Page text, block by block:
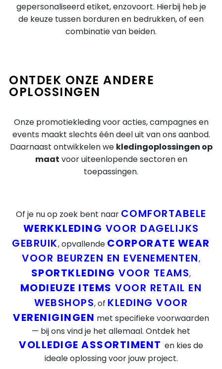
gepersonaliseerd etiket, enzovoort. Hierbij heb je
de keuze tussen borduren en bedrukken, of een
combinatie van beiden.
ONTDEK ONZE ANDERE
OPLOSSINGEN
Onze promotiekleding voor acties, campagnes en
events maakt slechts één deel uit van ons aanbod.
Daarnaast ontwikkelen we kledingoplossingen op
maat voor uiteenlopende sectoren en
toepassingen.
Of je nu op zoek bent naar COMFORTABELE
WERKKLEDING VOOR DAGELIJKS
GEBRUIK, opvallende CORPORATE WEAR
VOOR BEURZEN EN EVENEMENTEN,
SPORTKLEDING VOOR TEAMS,
MODIEUZE ITEMS VOOR RETAIL EN
WEBSHOPS, of KLEDING VOOR
VERENIGINGEN met specifieke voorwaarden
— bij ons vind je het allemaal. Ontdek het
VOLLEDIGE ASSORTIMENT en kies de
ideale oplossing voor jouw project.